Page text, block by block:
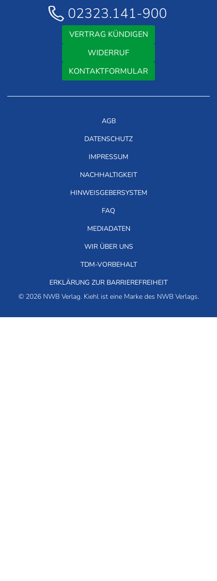
02323.141-900
VERTRAG KÜNDIGEN
WIDERRUF
KONTAKTFORMULAR
© 2026 NWB Verlag. Kiehl ist eine Marke des NWB Verlags.
AGB
DATENSCHUTZ
IMPRESSUM
NACHHALTIGKEIT
HINWEISGEBERSYSTEM
FAQ
MEDIADATEN
WIR ÜBER UNS
TDM-VORBEHALT
ERKLÄRUNG ZUR BARRIEREFREIHEIT